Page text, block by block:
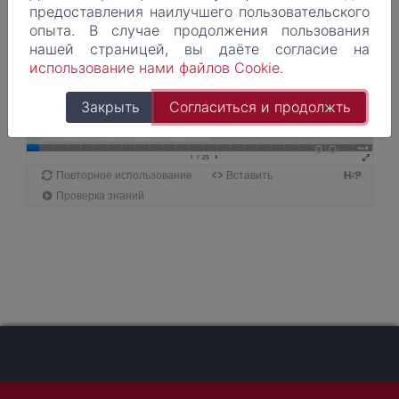
предоставления наилучшего пользовательского
опыта. В случае продолжения пользования
нашей страницeй, вы даёте согласие на
использование нами файлов Cookie.
Закрыть Согласиться и продолжть